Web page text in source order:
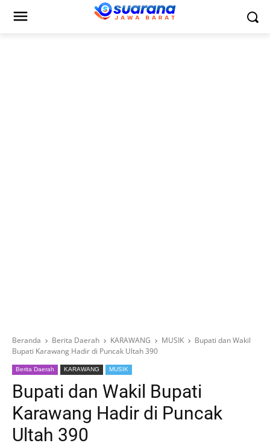
Beranda Berita Daerah KARAWANG MUSIK
Bupati dan Wakil
Bupati Karawang Hadir di Puncak Ultah 390
Berita Daerah KARAWANG MUSIK
Bupati dan Wakil Bupati
Karawang Hadir di Puncak
Ultah 390